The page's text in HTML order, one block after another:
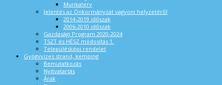
Munkaterv
Jelentés az Önkormányzat vagyoni helyzetéről
2014-2019 időszak
2006-2010 időszak
Gazdasági Program 2020-2024
TSZT és HÉSZ módosítás 1.
Településképi rendelet
Gyógyvizes strand, kemping
Bemutatkozás
Nyitvatartás
Árak